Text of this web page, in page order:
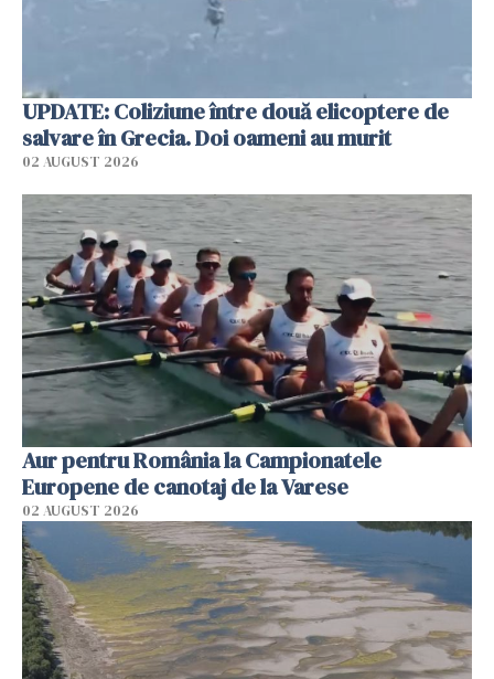
UPDATE: Coliziune între două elicoptere de
salvare în Grecia. Doi oameni au murit
02 AUGUST 2026
Aur pentru România la Campionatele
Europene de canotaj de la Varese
02 AUGUST 2026